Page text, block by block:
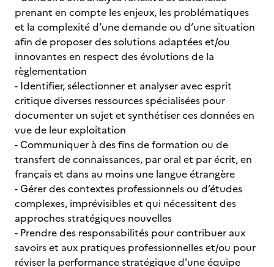
prenant en compte les enjeux, les problématiques
et la complexité d’une demande ou d’une situation
afin de proposer des solutions adaptées et/ou
innovantes en respect des évolutions de la
règlementation
- Identifier, sélectionner et analyser avec esprit
critique diverses ressources spécialisées pour
documenter un sujet et synthétiser ces données en
vue de leur exploitation
- Communiquer à des fins de formation ou de
transfert de connaissances, par oral et par écrit, en
français et dans au moins une langue étrangère
- Gérer des contextes professionnels ou d’études
complexes, imprévisibles et qui nécessitent des
approches stratégiques nouvelles
- Prendre des responsabilités pour contribuer aux
savoirs et aux pratiques professionnelles et/ou pour
réviser la performance stratégique d'une équipe